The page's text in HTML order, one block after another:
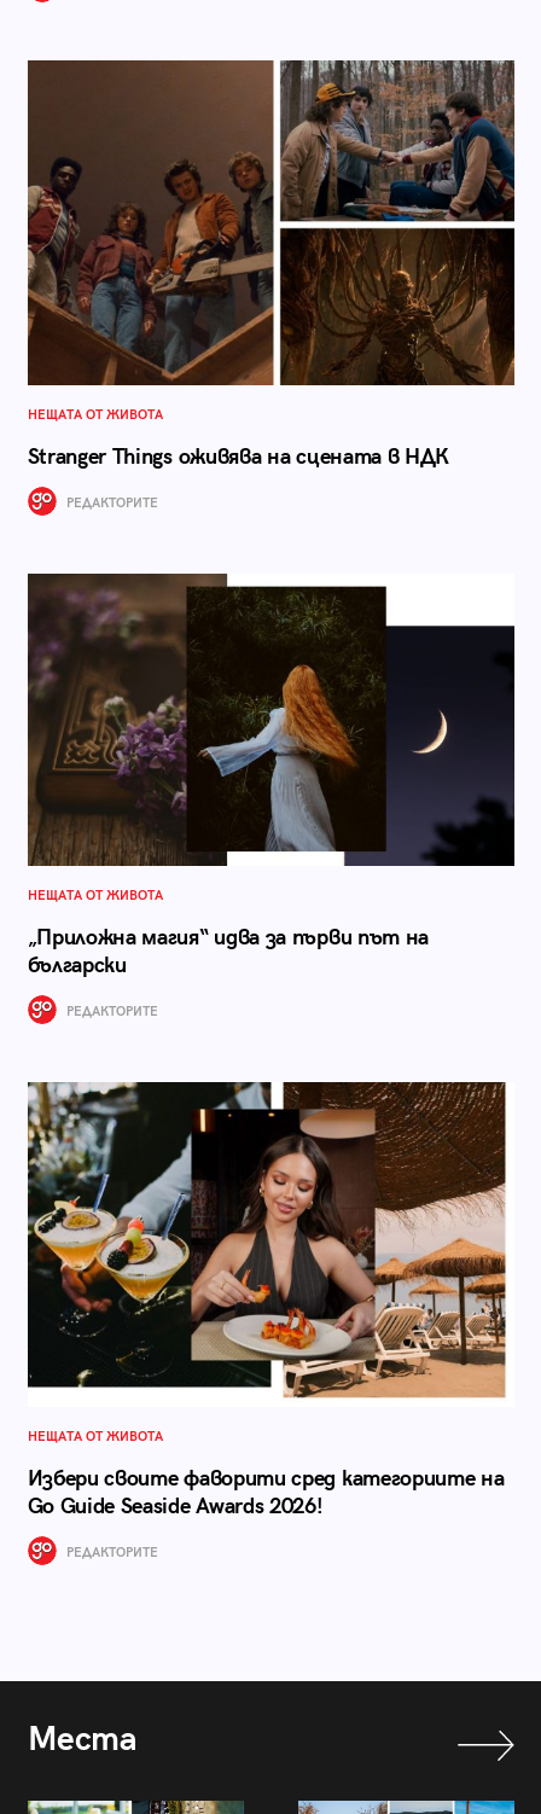
НЕЩАТА ОТ ЖИВОТА
Stranger Things оживява на сцената в НДК
РЕДАКТОРИТЕ
НЕЩАТА ОТ ЖИВОТА
„Приложна магия“ идва за първи път на
български
РЕДАКТОРИТЕ
НЕЩАТА ОТ ЖИВОТА
Избери своите фаворити сред категориите на
Go Guide Seaside Awards 2026!
РЕДАКТОРИТЕ
Места